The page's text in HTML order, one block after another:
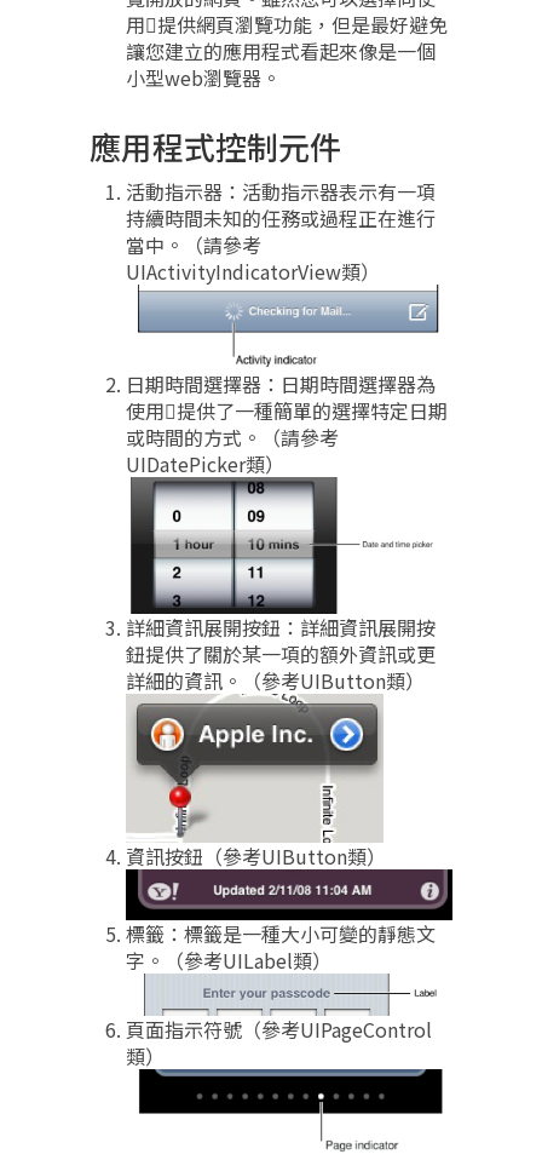
用提供網頁瀏覽功能，但是最好避免
讓您建立的應用程式看起來像是一個
小型web瀏覽器。
應用程式控制元件
活動指示器：活動指示器表示有一項
持續時間未知的任務或過程正在進行
當中。（請參考
UIActivityIndicatorView類）
日期時間選擇器：日期時間選擇器為
使用提供了一種簡單的選擇特定日期
或時間的方式。（請參考
UIDatePicker類）
詳細資訊展開按鈕：詳細資訊展開按
鈕提供了關於某一項的額外資訊或更
詳細的資訊。（參考UIButton類）
資訊按鈕（參考UIButton類）
標籤：標籤是一種大小可變的靜態文
字。（參考UILabel類）
頁面指示符號（參考UIPageControl
類）